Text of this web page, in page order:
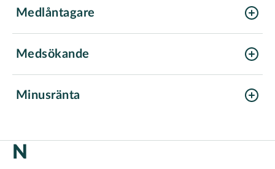
Medlåntagare
Medsökande
Minusränta
N